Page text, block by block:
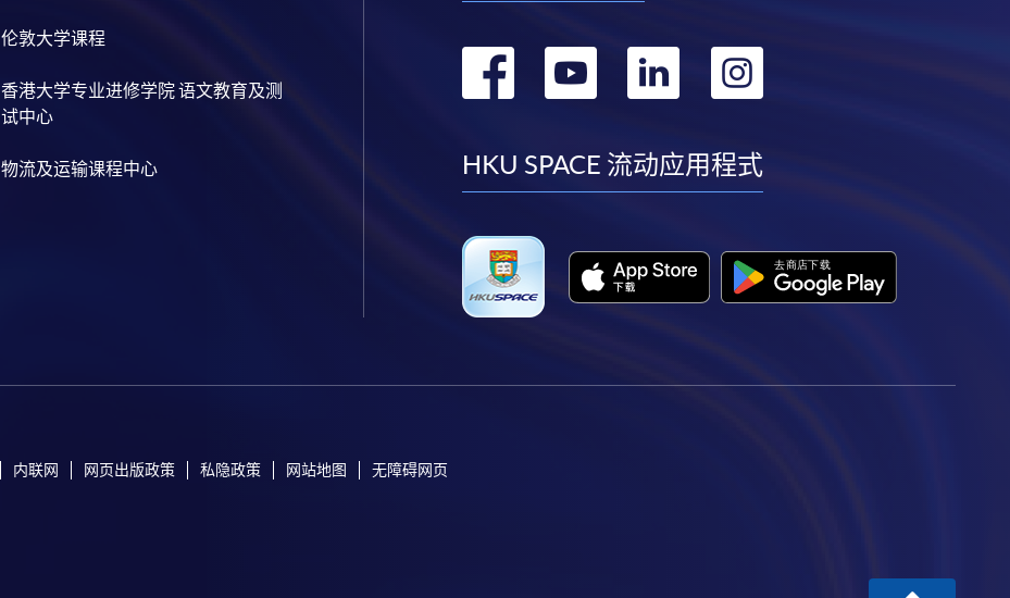
伦敦大学课程
香港大学专业进修学院 语文教育及测
试中心
物流及运输课程中心
转
facebook
转
youtube
转
linkedininstagram
HKU SPACE 流动应用程式
内联网 网页出版政策 私隐政策 网站地图 无障碍网页